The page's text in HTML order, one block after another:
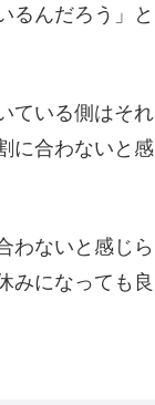
るんだろう」と
ている側はそれ
に合わないと感
わないと感じら
みになっても良